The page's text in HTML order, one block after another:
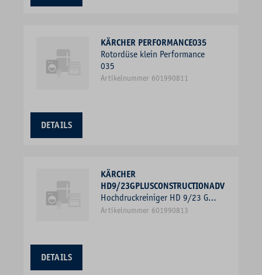
KÄRCHER PERFORMANCE035
Rotordüse klein Performance
035
Artikelnummer 601990811
DETAILS
KÄRCHER
HD9/23GPLUSCONSTRUCTIONADV
Hochdruckreiniger HD 9/23 G
Plus Construction Adv
Artikelnummer 601990813
DETAILS